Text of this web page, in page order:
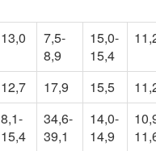
13,0
7,5-
8,9
15,0-
15,4
12,7 17,9 15,5
8,1-
15,4
34,6-
39,1
14,0-
14,9